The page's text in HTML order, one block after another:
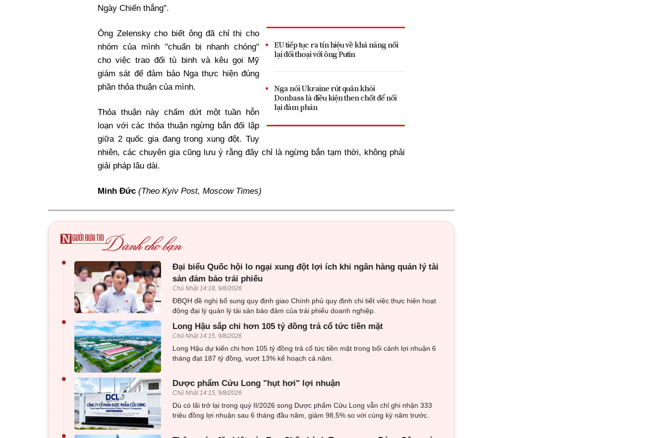
Ngày Chiến thắng".
EU tiếp tục ra tín hiệu về khả năng nối
lại đối thoại với ông Putin
Nga nói Ukraine rút quân khỏi
Donbass là điều kiện then chốt để nối
lại đàm phán
Ông Zelensky cho biết ông đã chỉ thị cho
nhóm của mình "chuẩn bị nhanh chóng"
cho việc trao đổi tù binh và kêu gọi Mỹ
giám sát để đảm bảo Nga thực hiện đúng
phần thỏa thuận của mình.
Thỏa thuận này chấm dứt một tuần hỗn
loạn với các thỏa thuận ngừng bắn đối lập
giữa 2 quốc gia đang trong xung đột. Tuy
nhiên, các chuyên gia cũng lưu ý rằng đây chỉ là ngừng bắn tạm thời, không phải
giải pháp lâu dài.
Minh Đức (Theo Kyiv Post, Moscow Times)
•
Đại biểu Quốc hội lo ngại xung đột lợi ích khi ngân hàng quản lý tài
sản đảm bảo trái phiếu
Chủ Nhật 14:18, 9/8/2026
ĐBQH đề nghị bổ sung quy định giao Chính phủ quy định chi tiết việc thực hiện hoạt
động đại lý quản lý tài sản bảo đảm của trái phiếu doanh nghiệp.
• Long Hậu sắp chi hơn 105 tỷ đồng trả cổ tức tiền mặt
Chủ Nhật 14:15, 9/8/2026
Long Hậu dự kiến chi hơn 105 tỷ đồng trả cổ tức tiền mặt trong bối cảnh lợi nhuận 6
tháng đạt 187 tỷ đồng, vượt 13% kế hoạch cả năm.
• Dược phẩm Cửu Long "hụt hơi" lợi nhuận
Chủ Nhật 14:15, 9/8/2026
Dù có lãi trở lại trong quý II/2026 song Dược phẩm Cửu Long vẫn chỉ ghi nhận 333
triệu đồng lợi nhuận sau 6 tháng đầu năm, giảm 98,5% so với cùng kỳ năm trước.